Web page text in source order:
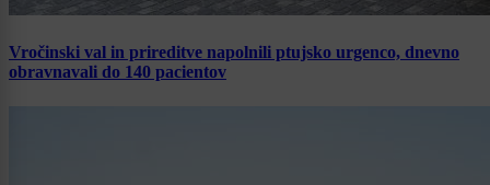
Vročinski val in prireditve napolnili ptujsko urgenco, dnevno
obravnavali do 140 pacientov